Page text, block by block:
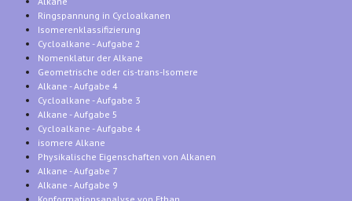
Ringspannung in Cycloalkanen
Isomerenklassifizierung
Cycloalkane - Aufgabe 2
Nomenklatur der Alkane
Geometrische oder cis-trans-Isomere
Alkane - Aufgabe 4
Cycloalkane - Aufgabe 3
Alkane - Aufgabe 5
Cycloalkane - Aufgabe 4
isomere Alkane
Physikalische Eigenschaften von Alkanen
Alkane - Aufgabe 7
Alkane - Aufgabe 9